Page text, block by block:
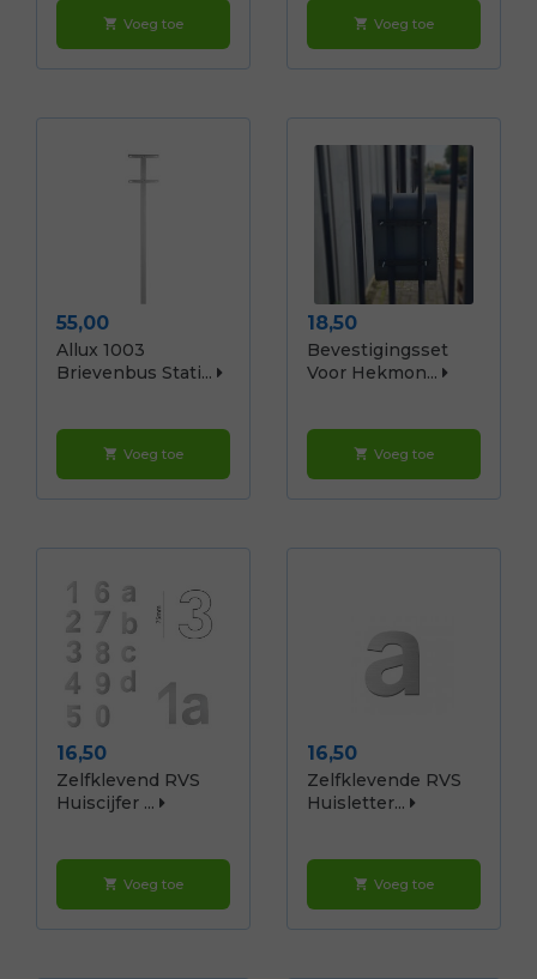
shopping_cart Voeg toe shopping_cart Voeg toe
Prijs
55,00
Allux 1003
Brievenbus Stati...
shopping_cart Voeg toe
Prijs
18,50
Bevestigingsset
Voor Hekmon...
shopping_cart Voeg toe
Prijs
16,50
Zelfklevend RVS
Huiscijfer ...
shopping_cart Voeg toe
Prijs
16,50
Zelfklevende RVS
Huisletter...
shopping_cart Voeg toe